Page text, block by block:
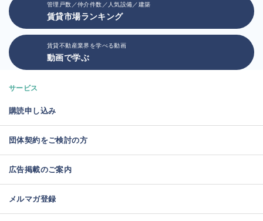
管理戸数／仲介件数／人気設備／建築
賃貸市場ランキング
賃貸不動産業界を学べる動画
動画で学ぶ
サービス
購読申し込み
団体契約をご検討の方
広告掲載のご案内
メルマガ登録